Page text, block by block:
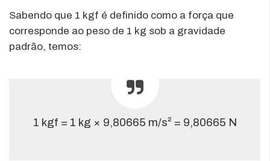
Sabendo que 1 kgf é definido como a força que
corresponde ao peso de 1 kg sob a gravidade
padrão, temos:
1 kgf = 1 kg × 9,80665 m/s² = 9,80665 N